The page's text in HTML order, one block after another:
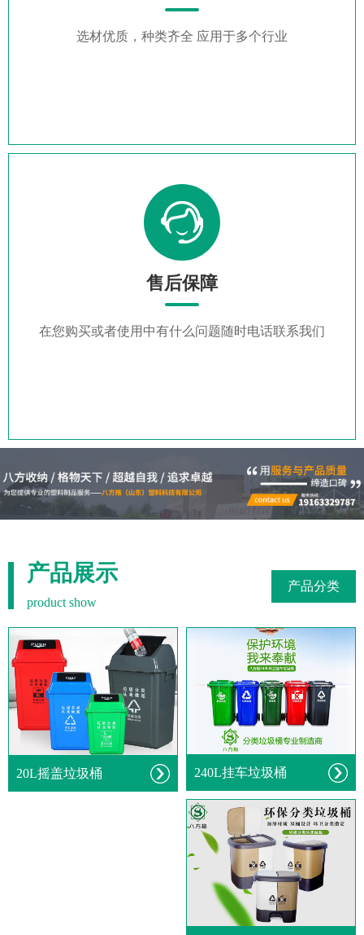
选材优质，种类齐全 应用于多个行业
售后保障
在您购买或者使用中有什么问题随时电话联系我们
产品展示
product show
产品分类
20L摇盖垃圾桶 240L挂车垃圾桶